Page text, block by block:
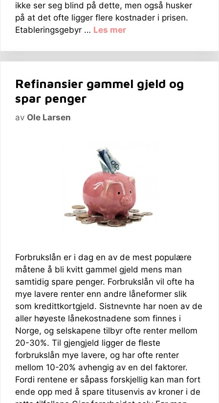
ikke ser seg blind på dette, men også husker
på at det ofte ligger flere kostnader i prisen.
Etableringsgebyr … Les mer
Refinansier gammel gjeld og
spar penger
av Ole Larsen
Forbrukslån er i dag en av de mest populære
måtene å bli kvitt gammel gjeld mens man
samtidig spare penger. Forbrukslån vil ofte ha
mye lavere renter enn andre låneformer slik
som kredittkortgjeld. Sistnevnte har noen av de
aller høyeste lånekostnadene som finnes i
Norge, og selskapene tilbyr ofte renter mellom
20-30%. Til gjengjeld ligger de fleste
forbrukslån mye lavere, og har ofte renter
mellom 10-20% avhengig av en del faktorer.
Fordi rentene er såpass forskjellig kan man fort
ende opp med å spare titusenvis av kroner i de